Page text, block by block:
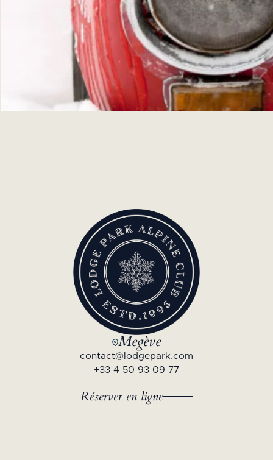
Megève
contact@lodgepark.com
+33 4 50 93 09 77
Réserver en ligne